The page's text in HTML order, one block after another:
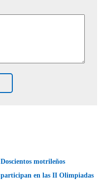
Doscientos motrileños
participan en las II Olimpiadas